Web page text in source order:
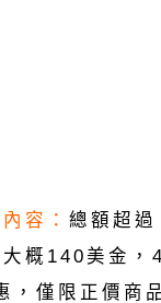
容： 總額超過
概140美金，
， 僅限正價商